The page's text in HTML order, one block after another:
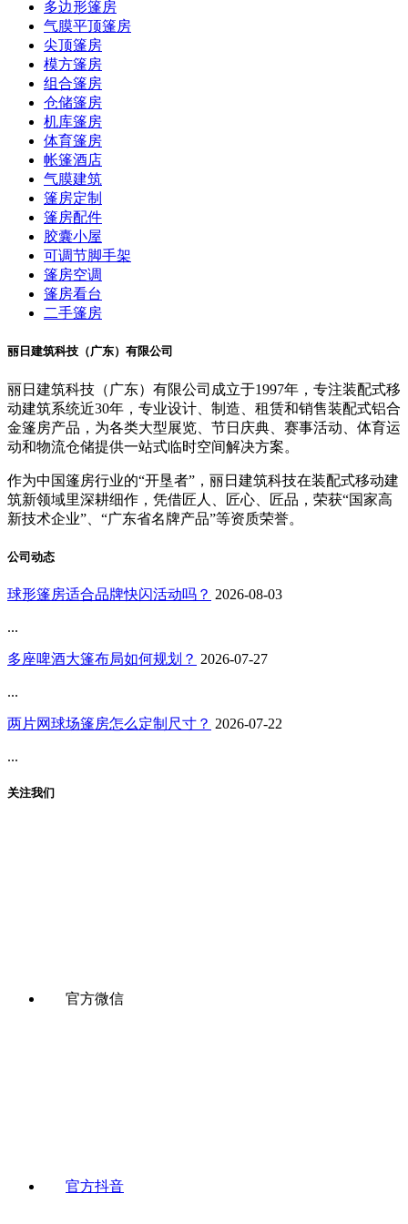
多边形篷房
气膜平顶篷房
尖顶篷房
模方篷房
组合篷房
仓储篷房
机库篷房
体育篷房
帐篷酒店
气膜建筑
篷房定制
篷房配件
胶囊小屋
可调节脚手架
篷房空调
篷房看台
二手篷房
丽日建筑科技（广东）有限公司
丽日建筑科技（广东）有限公司成立于1997年，专注装配式移
动建筑系统近30年，专业设计、制造、租赁和销售装配式铝合
金篷房产品，为各类大型展览、节日庆典、赛事活动、体育运
动和物流仓储提供一站式临时空间解决方案。
作为中国篷房行业的“开垦者”，丽日建筑科技在装配式移动建
筑新领域里深耕细作，凭借匠人、匠心、匠品，荣获“国家高
新技术企业”、“广东省名牌产品”等资质荣誉。
公司动态
球形篷房适合品牌快闪活动吗？ 2026-08-03
...
多座啤酒大篷布局如何规划？ 2026-07-27
...
两片网球场篷房怎么定制尺寸？ 2026-07-22
...
关注我们
官方微信
官方抖音